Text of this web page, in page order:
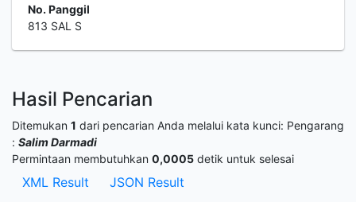
No. Panggil
813 SAL S
Hasil Pencarian
Ditemukan 1 dari pencarian Anda melalui kata kunci: Pengarang
: Salim Darmadi
Permintaan membutuhkan 0,0005 detik untuk selesai
XML Result JSON Result